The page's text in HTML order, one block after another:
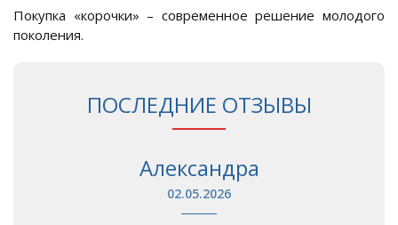
Покупка «корочки» – современное решение молодого
поколения.
ПОСЛЕДНИЕ ОТЗЫВЫ
Александра
02.05.2026